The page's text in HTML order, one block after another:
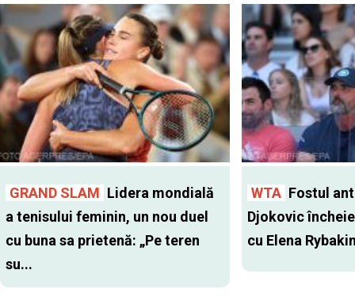
GRAND SLAM Lidera mondială
a tenisului feminin, un nou duel
cu buna sa prietenă: „Pe teren
su...
WTA Fostul
Djokovic
cu Elena